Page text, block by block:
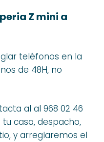
Z mini a
teléfonos en la
de 48H, no
al al 968 02 46
casa, despacho,
y arreglaremos el